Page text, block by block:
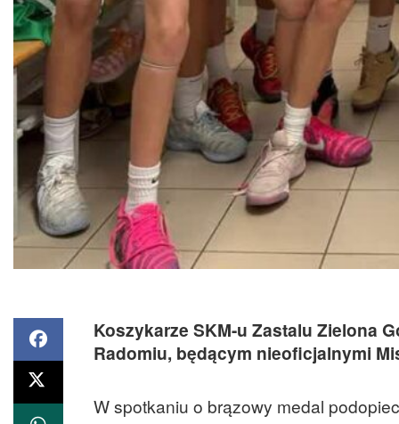
Koszykarze SKM-u Zastalu Zielona
Radomiu, będącym nieoficjalnymi
W spotkaniu o brązowy medal